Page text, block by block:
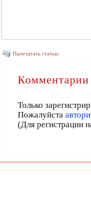
Напечатать статью
Комментарии
Только
Пожалуйста
(Для регистрации